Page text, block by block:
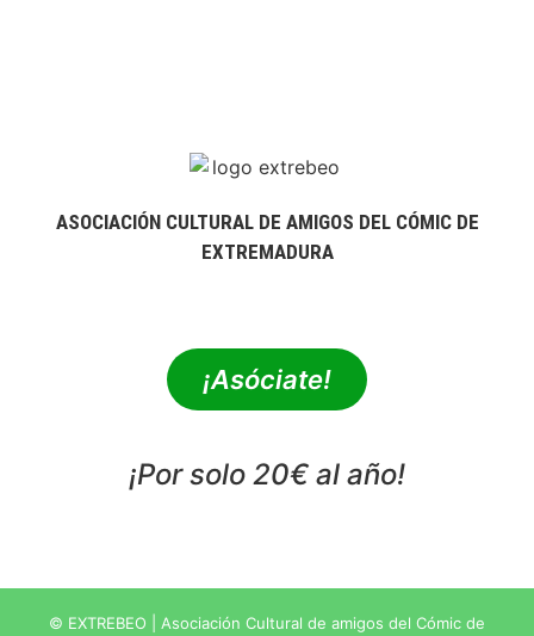
ASOCIACIÓN CULTURAL DE AMIGOS DEL CÓMIC DE
EXTREMADURA
¡Asóciate!
¡Por solo 20€ al año!
© EXTREBEO | Asociación Cultural de amigos del Cómic de